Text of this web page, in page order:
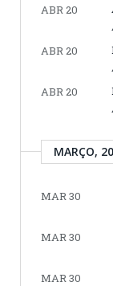
ABR 20
ABR 20
ABR 20
MARÇO,
MAR 30
MAR 30
MAR 30